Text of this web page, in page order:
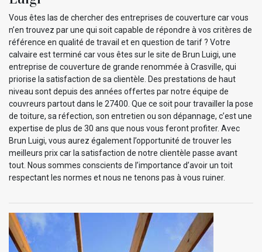
Vous êtes las de chercher des entreprises de couverture car vous
n’en trouvez par une qui soit capable de répondre à vos critères de
référence en qualité de travail et en question de tarif ? Votre
calvaire est terminé car vous êtes sur le site de Brun Luigi, une
entreprise de couverture de grande renommée à Crasville, qui
priorise la satisfaction de sa clientèle. Des prestations de haut
niveau sont depuis des années offertes par notre équipe de
couvreurs partout dans le 27400. Que ce soit pour travailler la pose
de toiture, sa réfection, son entretien ou son dépannage, c’est une
expertise de plus de 30 ans que nous vous feront profiter. Avec
Brun Luigi, vous aurez également l’opportunité de trouver les
meilleurs prix car la satisfaction de notre clientèle passe avant
tout. Nous sommes conscients de l’importance d’avoir un toit
respectant les normes et nous ne tenons pas à vous ruiner.